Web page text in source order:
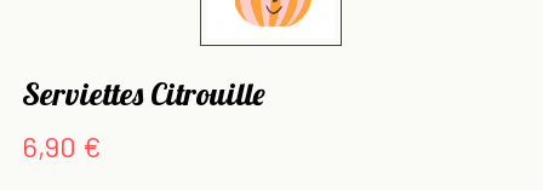
Serviettes Citrouille
6,90 €